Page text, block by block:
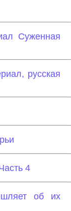
Суженная
русская
4
об их